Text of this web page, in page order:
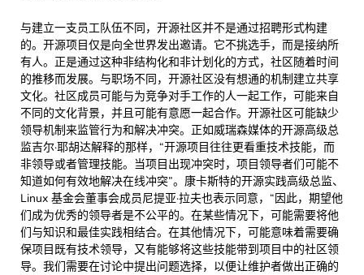
与建立一支员工队伍不同，开源社区并不是通过招聘形式构建
的。开源项目仅是向全世界发出邀请。它不挑选手，而是接纳所
有人。正是通过这种非结构化和非计划化的方式，社区随着时间
的推移而发展。与职场不同，开源社区没有想通的机制建立共享
文化。社区成员可能与为竞争对手工作的人一起工作，可能来自
不同的文化背景，并且可能有意愿一起合作。开源社区可能缺少
领导机制来监管行为和解决冲突。正如威瑞森媒体的开源高级总
监吉尔·耶胡达解释的那样，“开源项目往往更看重技术技能，而
非领导或者管理技能。当项目出现冲突时，项目领导者们可能不
知道如何有效地解决在线冲突”。康卡斯特的开源实践高级总监、
Linux 基金会董事会成员尼提亚·拉夫也表示同意，“因此，期望他
们成为优秀的领导者是不公平的。在某些情况下，可能需要将他
们与知识和最佳实践相结合。在其他情况下，可能意味着需要确
保项目既有技术领导，又有能够将这些技能带到项目中的社区领
导。我们需要在讨论中提出问题选择，以便让维护者做出正确的